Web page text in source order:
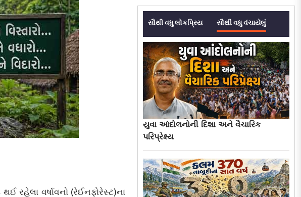
રહેલા વર્ષાવનો (રેઈનફોરેસ્ટ)ના
સૌથી વધુ લોકપ્રિય સૌથી વધુ વંચાયેલું
યુવા આંદોલનોની દિશા અને વૈચારિક
પરિપ્રેક્ષ્ય